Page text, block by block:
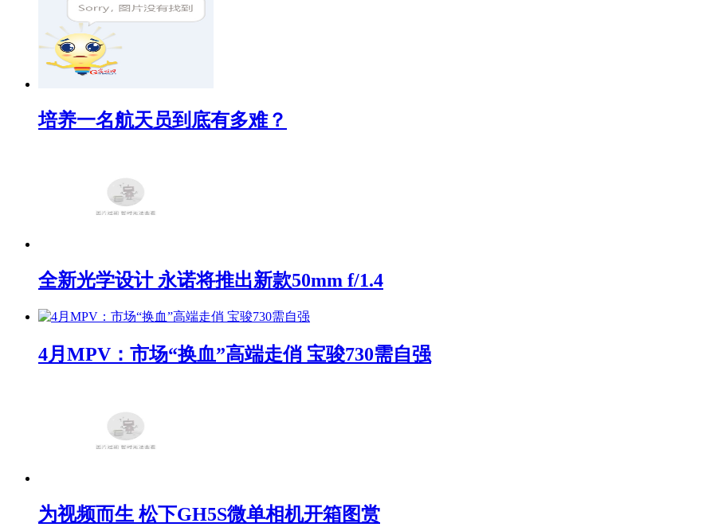
培养一名航天员到底有多难？
全新光学设计 永诺将推出新款50mm f/1.4
4月MPV：市场“换血”高端走俏 宝骏730需自强
为视频而生 松下GH5S微单相机开箱图赏